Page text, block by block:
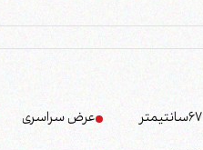
67سانتیمتر عرض سراسری